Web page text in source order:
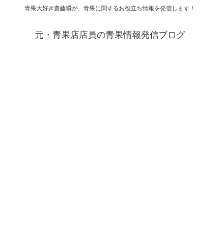
青果大好き齋藤瞬が、青果に関するお役立ち情報を発信します！
元・青果店店員の青果情報発信ブログ